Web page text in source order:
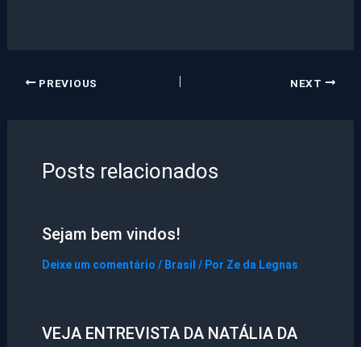
PREVIOUS NEXT
Posts relacionados
Sejam bem vindos!
Deixe um comentário / Brasil / Por Ze da Legnas
VEJA ENTREVISTA DA NATÁLIA DA